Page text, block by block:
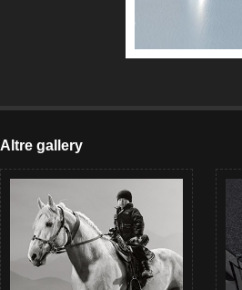
Altre gallery